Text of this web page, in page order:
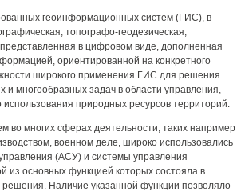
геоинформационных систем (ГИС), в
топографо-геодезическая,
в цифровом виде, дополненная
ориентированной на конкретного
широкого применения ГИС для решения
и многообразных задач в области управления,
природных ресурсов территорий.
во многих сферах деятельности, таких например
военном деле, широко использовались
(АСУ) и системы управления
основных функцией которых состояла в
Наличие указанной функции позволяло